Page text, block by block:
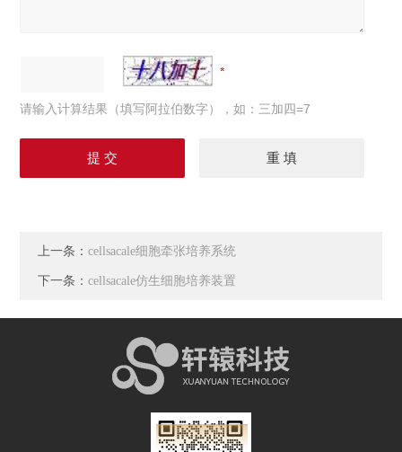
请输入计算结果（填写阿拉伯数字），如：三加四=7
上一条：cellsacale细胞牵张培养系统
下一条：cellsacale仿生细胞培养装置